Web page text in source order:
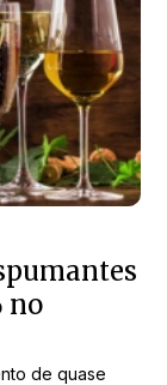
no
de quase